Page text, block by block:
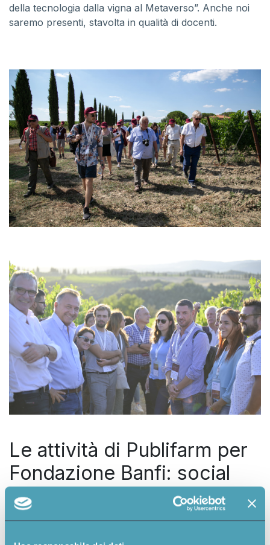
della tecnologia dalla vigna al Metaverso”. Anche noi
saremo presenti, stavolta in qualità di docenti.
Le attività di Publifarm per
Fondazione Banfi: social
media, Jazz & Wine in
Montalcino e i corsi della